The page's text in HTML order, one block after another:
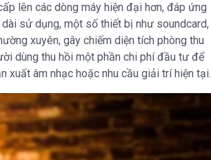
lên các dòng máy hiện đại hơn, đáp ứng
sử dụng, một số thiết bị như soundcard,
xuyên, gây chiếm diện tích phòng thu
dùng thu hồi một phần chi phí đầu tư để
xuất âm nhạc hoặc nhu cầu giải trí hiện tại.